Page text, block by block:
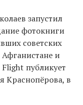
запустил
фотокниги
советских
и
публикует
Краснопёрова, в